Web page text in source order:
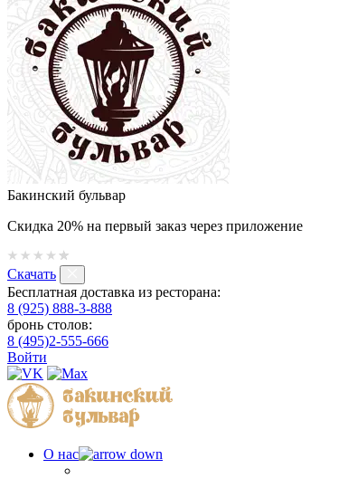
Бакинский бульвар
Скидка 20% на первый заказ через приложение
Скачать
Бесплатная доставка из ресторана:
8 (925) 888-3-888
бронь столов:
8 (495)2-555-666
Войти
О нас